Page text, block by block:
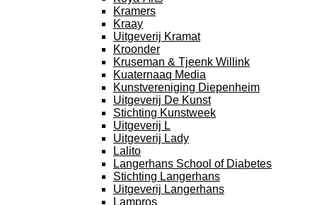
Kramers
Kraay
Uitgeverij Kramat
Kroonder
Kruseman & Tjeenk Willink
Kuaternaaq Media
Kunstvereniging Diepenheim
Uitgeverij De Kunst
Stichting Kunstweek
Uitgeverij L
Uitgeverij Lady
Lalito
Langerhans School of Diabetes
Stichting Langerhans
Uitgeverij Langerhans
Lampros